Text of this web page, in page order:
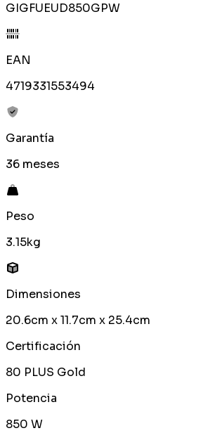
GIGFUEUD850GPW
EAN
4719331553494
Garantía
36 meses
Peso
3.15kg
Dimensiones
20.6cm x 11.7cm x 25.4cm
Certificación
80 PLUS Gold
Potencia
850 W